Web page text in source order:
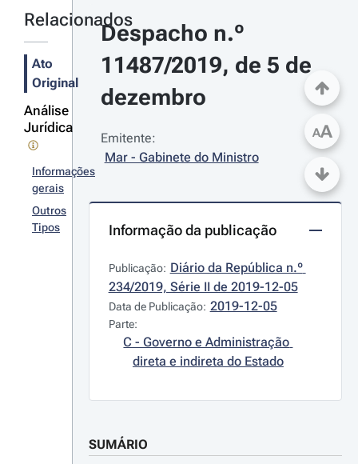
Relacionados
Ato
Original
Análise
Jurídica
Informações
gerais
Outros
Tipos
Despacho n.º
11487/2019, de 5 de
dezembro
Emitente:
Mar - Gabinete do Ministro
Informação da publicação
Publicação: Diário da República n.º
234/2019, Série II de 2019-12-05
Data de Publicação: 2019-12-05
Parte:
C - Governo e Administração
direta e indireta do Estado
SUMÁRIO
AA